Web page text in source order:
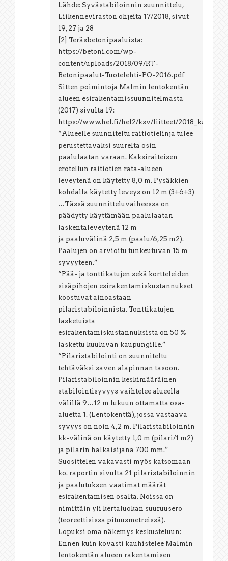
Lähde: Syvästabiloinnin suunnittelu,
Liikenneviraston ohjeita 17/2018, sivut
19, 27 ja 28
[2] Teräsbetonipaaluista:
https://betoni.com/wp-
content/uploads/2018/09/RT-
Betonipaalut-Tuotelehti-PO-2016.pdf
Sitten poimintoja Malmin lentokentän
alueen esirakentamissuunnitelmasta
(2017) sivulta 19:
https://www.hel.fi/hel2/ksv/liitteet/2018_kaava/
“Alueelle suunniteltu raitiotielinja tulee
perustettavaksi suurelta osin
paalulaatan varaan. Kaksiraiteisen
erotellun raitiotien rata-alueen
leveytenä on käytetty 8,0 m. Pysäkkien
kohdalla käytetty leveys on 12 m (3+6+3)
…Tässä suunnitteluvaiheessa on
päädytty käyttämään paalulaatan
laskentaleveytenä 12 m
ja paaluvälinä 2,5 m (paalu/6,25 m2).
Paalujen on arvioitu tunkeutuvan 15 m
syvyyteen.”
“Pää- ja tonttikatujen sekä kortteleiden
sisäpihojen esirakentamiskustannukset
koostuvat ainoastaan
pilaristabiloinnista. Tonttikatujen
lasketuista
esirakentamiskustannuksista on 50 %
laskettu kuuluvan kaupungille.”
“Pilaristabilointi on suunniteltu
tehtäväksi saven alapinnan tasoon.
Pilaristabiloinnin keskimääräinen
stabilointisyvyys vaihtelee alueella
välillä 9…12 m lukuun ottamatta osa-
aluetta 1. (Lentokenttä), jossa vastaava
syvyys on noin 4,2 m. Pilaristabiloinnin
kk-välinä on käytetty 1,0 m (pilari/1 m2)
ja pilarin halkaisijana 700 mm.”
Suosittelen vakavasti myös katsomaan
ko. raportin sivulta 21 pilaristabiloinnin
ja paalutuksen vaatimat määrät
esirakentamisen osalta. Noissa on
nimittäin yli kertaluokan suuruusero
(teoreettisissa pituusmetreissä).
Lopuksi oma näkemys keskusteluun:
Ennen kuin kovasti kauhistelee Malmin
lentokentän alueen rakentamisen